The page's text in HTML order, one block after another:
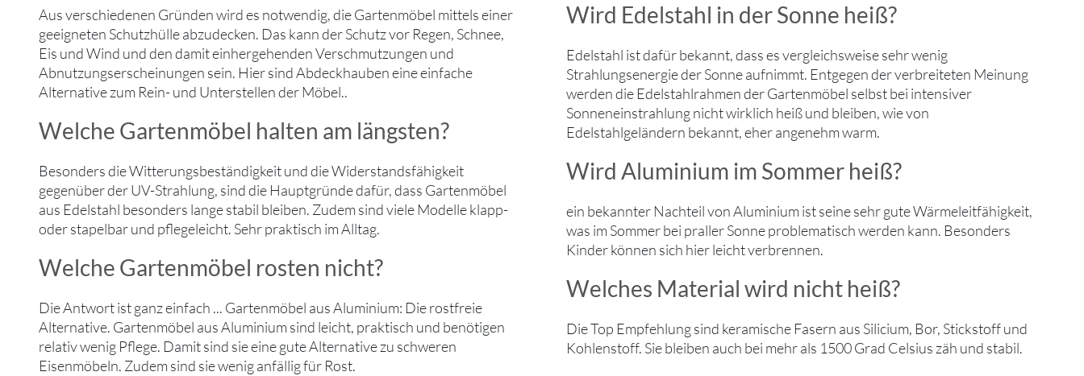
Aus verschiedenen Gründen wird es notwendig, die Gartenmöbel mittels einer
geeigneten Schutzhülle abzudecken. Das kann der Schutz vor Regen, Schnee,
Eis und Wind und den damit einhergehenden Verschmutzungen und
Abnutzungserscheinungen sein. Hier sind Abdeckhauben eine einfache
Alternative zum Rein- und Unterstellen der Möbel..
Welche Gartenmöbel halten am längsten?
Besonders die Witterungsbeständigkeit und die Widerstandsfähigkeit
gegenüber der UV-Strahlung, sind die Hauptgründe dafür, dass Gartenmöbel
aus Edelstahl besonders lange stabil bleiben. Zudem sind viele Modelle klapp-
oder stapelbar und pflegeleicht. Sehr praktisch im Alltag.
Welche Gartenmöbel rosten nicht?
Die Antwort ist ganz einfach ... Gartenmöbel aus Aluminium: Die rostfreie
Alternative. Gartenmöbel aus Aluminium sind leicht, praktisch und benötigen
relativ wenig Pflege. Damit sind sie eine gute Alternative zu schweren
Eisenmöbeln. Zudem sind sie wenig anfällig für Rost.
Wird Edelstahl in der Sonne heiß?
Edelstahl ist dafür bekannt, dass es vergleichsweise sehr wenig
Strahlungsenergie der Sonne aufnimmt. Entgegen der verbreiteten Meinung
werden die Edelstahlrahmen der Gartenmöbel selbst bei intensiver
Sonneneinstrahlung nicht wirklich heiß und bleiben, wie von
Edelstahlgeländern bekannt, eher angenehm warm.
Wird Aluminium im Sommer heiß?
ein bekannter Nachteil von Aluminium ist seine sehr gute Wärmeleitfähigkeit,
was im Sommer bei praller Sonne problematisch werden kann. Besonders
Kinder können sich hier leicht verbrennen.
Welches Material wird nicht heiß?
Die Top Empfehlung sind keramische Fasern aus Silicium, Bor, Stickstoff und
Kohlenstoff. Sie bleiben auch bei mehr als 1500 Grad Celsius zäh und stabil.